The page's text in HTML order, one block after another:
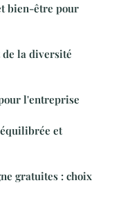
bien-être pour
la diversité
l'entreprise
et
gratuites : choix